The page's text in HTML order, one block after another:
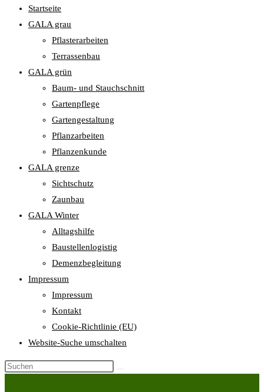
Startseite
GALA grau
Pflasterarbeiten
Terrassenbau
GALA grün
Baum- und Stauchschnitt
Gartenpflege
Gartengestaltung
Pflanzarbeiten
Pflanzenkunde
GALA grenze
Sichtschutz
Zaunbau
GALA Winter
Alltagshilfe
Baustellenlogistig
Demenzbegleitung
Impressum
Impressum
Kontakt
Cookie-Richtlinie (EU)
Website-Suche umschalten